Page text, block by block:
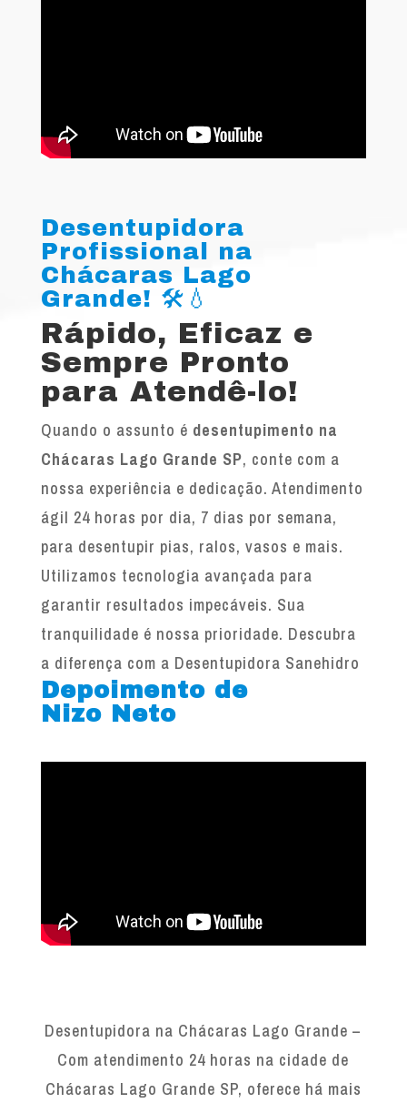
Desentupidora
Profissional na
Chácaras Lago
Grande! 🛠️💧
Rápido, Eficaz e
Sempre Pronto
para Atendê-lo!
Quando o assunto é desentupimento na
Chácaras Lago Grande SP, conte com a
nossa experiência e dedicação. Atendimento
ágil 24 horas por dia, 7 dias por semana,
para desentupir pias, ralos, vasos e mais.
Utilizamos tecnologia avançada para
garantir resultados impecáveis. Sua
tranquilidade é nossa prioridade. Descubra
a diferença com a Desentupidora Sanehidro
Depoimento de
Nizo Neto
Desentupidora na Chácaras Lago Grande –
Com atendimento 24 horas na cidade de
Chácaras Lago Grande SP, oferece há mais